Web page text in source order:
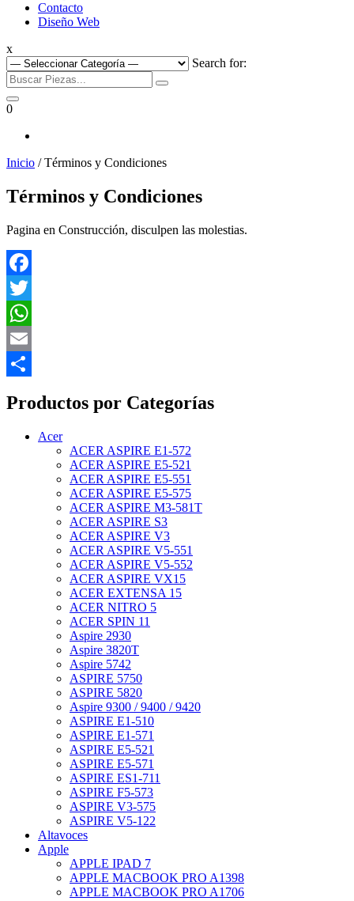
Contacto
Diseño Web
x
Search for:
0
Inicio / Términos y Condiciones
Términos y Condiciones
Pagina en Construcción, disculpen las molestias.
Facebook
Twitter
WhatsApp
Email
Productos por Categorías
Acer
ACER ASPIRE E1-572
ACER ASPIRE E5-521
ACER ASPIRE E5-551
ACER ASPIRE E5-575
ACER ASPIRE M3-581T
ACER ASPIRE S3
ACER ASPIRE V3
ACER ASPIRE V5-551
ACER ASPIRE V5-552
ACER ASPIRE VX15
ACER EXTENSA 15
ACER NITRO 5
ACER SPIN 11
Aspire 2930
Aspire 3820T
Aspire 5742
ASPIRE 5750
ASPIRE 5820
Aspire 9300 / 9400 / 9420
ASPIRE E1-510
ASPIRE E1-571
ASPIRE E5-521
ASPIRE E5-571
ASPIRE ES1-711
ASPIRE F5-573
ASPIRE V3-575
ASPIRE V5-122
Altavoces
Apple
APPLE IPAD 7
APPLE MACBOOK PRO A1398
APPLE MACBOOK PRO A1706